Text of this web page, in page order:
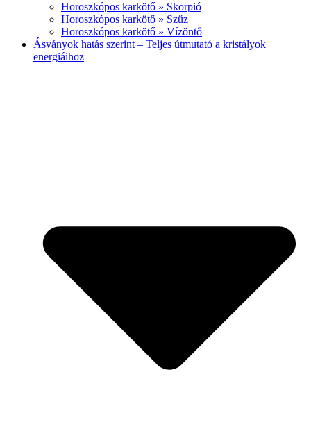
Horoszkópos karkötő » Skorpió
Horoszkópos karkötő » Szűz
Horoszkópos karkötő » Vízöntő
Ásványok hatás szerint – Teljes útmutató a kristályok
energiáihoz